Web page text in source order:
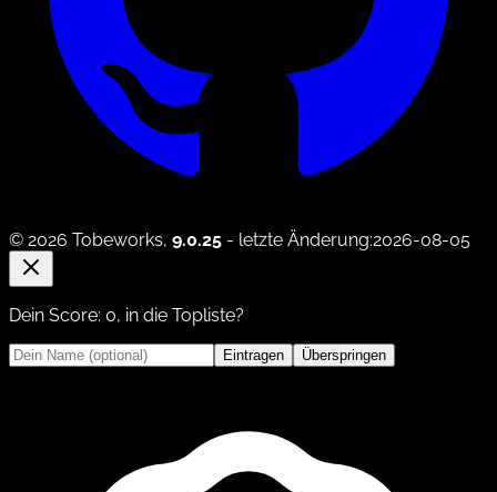
© 2026 Tobeworks, 9.0.25 - letzte Änderung:2026-08-05
Dein Score: 0, in die Topliste?
Eintragen Überspringen